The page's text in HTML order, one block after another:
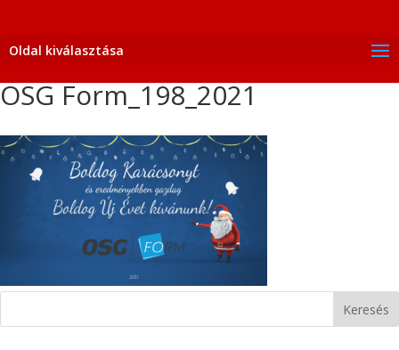
Oldal kiválasztása
OSG Form_198_2021